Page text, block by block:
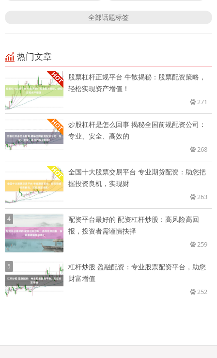
全部话题标签
热门文章
股票杠杆正规平台 牛散揭秘：股票配资策略，
轻松实现资产增值！
271
炒股杠杆是怎么回事 揭秘全国前规配资公司：
专业、安全、高效的
268
全国十大股票交易平台 专业期货配资：助您把
握投资良机，实现财
263
4
配资平台最好的 配资杠杆炒股：高风险高回
报，投资者需谨慎抉择
259
5
杠杆炒股 盈融配资：专业股票配资平台，助您
财富增值
252